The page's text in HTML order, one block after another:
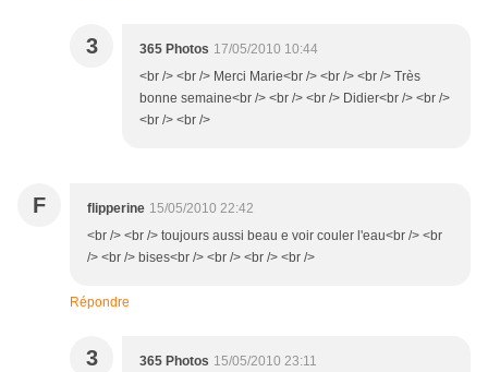
3 365 Photos 17/05/2010 10:44
<br /> <br /> Merci Marie<br /> <br /> <br /> Très
bonne semaine<br /> <br /> <br /> Didier<br /> <br />
<br /> <br />
F flipperine 15/05/2010 22:42
<br /> <br /> toujours aussi beau e voir couler l'eau<br /> <br
/> <br /> bises<br /> <br /> <br /> <br />
Répondre
3 365 Photos 15/05/2010 23:11